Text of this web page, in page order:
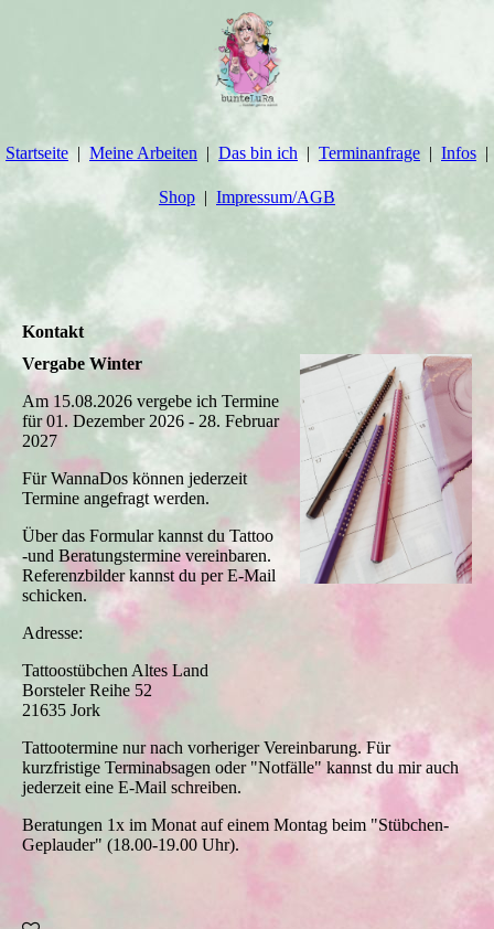
Startseite Meine Arbeiten Das bin ich Terminanfrage Infos
Shop Impressum/AGB
Kontakt
Vergabe Winter
Am 15.08.2026 vergebe ich Termine
für 01. Dezember 2026 - 28. Februar
2027
Für WannaDos können jederzeit
Termine angefragt werden.
Über das Formular kannst du Tattoo
-und Beratungstermine vereinbaren.
Referenzbilder kannst du per E-Mail
schicken.
Adresse:
Tattoostübchen Altes Land
Borsteler Reihe 52
21635 Jork
Tattootermine nur nach vorheriger Vereinbarung. Für
kurzfristige Terminabsagen oder "Notfälle" kannst du mir auch
jederzeit eine E-Mail schreiben.
Beratungen 1x im Monat auf einem Montag beim "Stübchen-
Geplauder" (18.00-19.00 Uhr).